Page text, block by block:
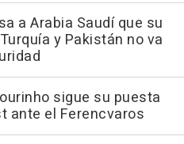
a Arabia Saudí que su
y Pakistán no va
sigue su puesta
ante el Ferencvaros